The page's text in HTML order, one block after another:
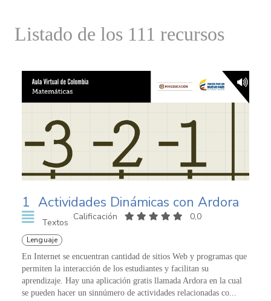
Listado de los 111 recursos
1 Actividades Dinámicas con Ardora
Textos
Calificación 0,0
Lenguaje
En Internet se encuentran cantidad de sitios Web y programas que
permiten la interacción de los estudiantes y facilitan su
aprendizaje. Hay una aplicación gratis llamada Ardora en la cual
se pueden hacer un sinnúmero de actividades relacionadas co...